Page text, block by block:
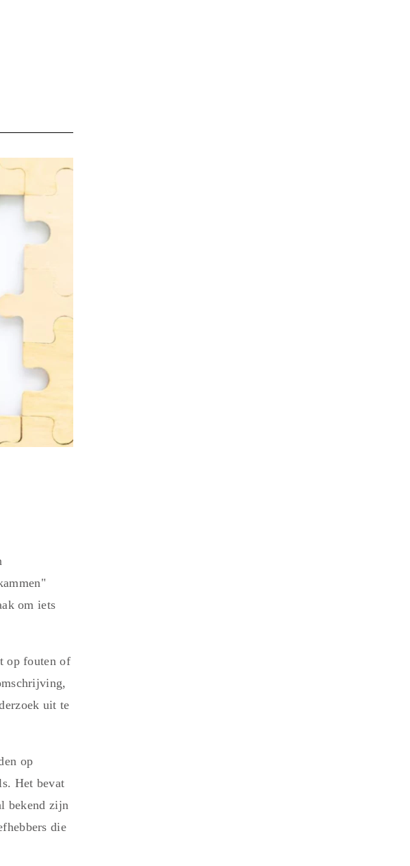
om iets
op fouten of
uit te
op
Het bevat
bekend zijn
die